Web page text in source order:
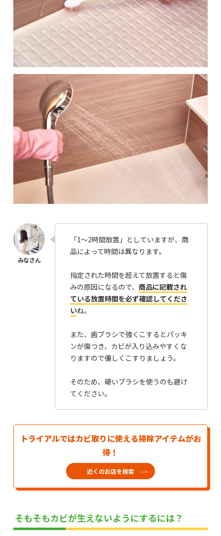
「1～2時間放置」としていますが、商
品によって時間は異なります。
指定された時間を超えて放置すると傷
みの原因になるので、 商品に記載され
ている放置時間を必ず確認してくださ
いね。
また、歯ブラシで強くこするとパッキ
ンが傷つき、カビが入り込みやすくな
りますので優しくこすりましょう。
そのため、硬いブラシを使うのも避け
てください。
トライアルではカビ取りに使える掃除アイテムがお
得！
近くのお店を検索
そもそもカビが生えないようにするには？